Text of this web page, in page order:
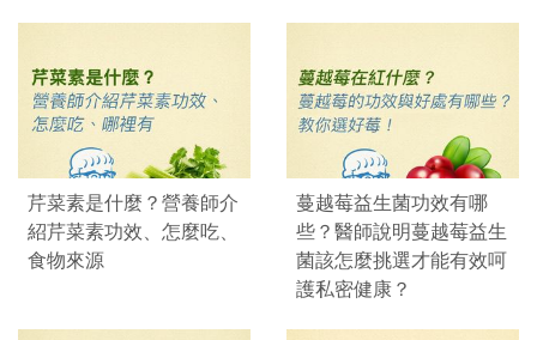
芹菜素是什麼？營養師介
紹芹菜素功效、怎麼吃、
食物來源
蔓越莓益生菌功效有哪
些？醫師說明蔓越莓益生
菌該怎麼挑選才能有效呵
護私密健康？